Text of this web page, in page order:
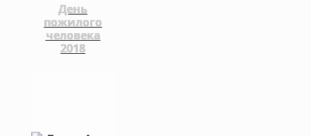
День
пожилого
человека
2018